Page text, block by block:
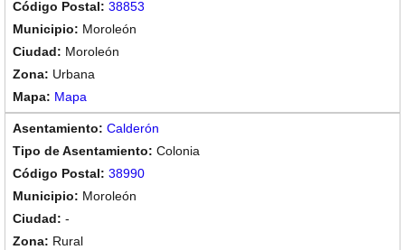
38853
Moroleón
Moroleón
Urbana
Mapa
Calderón
Colonia
38990
Moroleón
-
Rural